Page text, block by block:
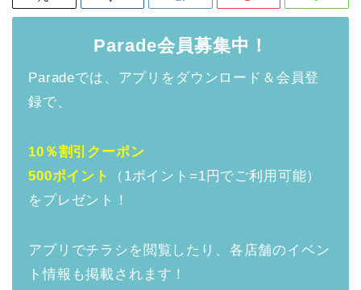
Parade会員募集中！
Paradeでは、アプリをダウンロード＆会員登
録で、
10％割引クーポン
500ポイント
（1ポイント=1円でご利用可能）
をプレゼント！
アプリでチラシを閲覧したり、各店舗のイベン
ト情報も掲載されます！